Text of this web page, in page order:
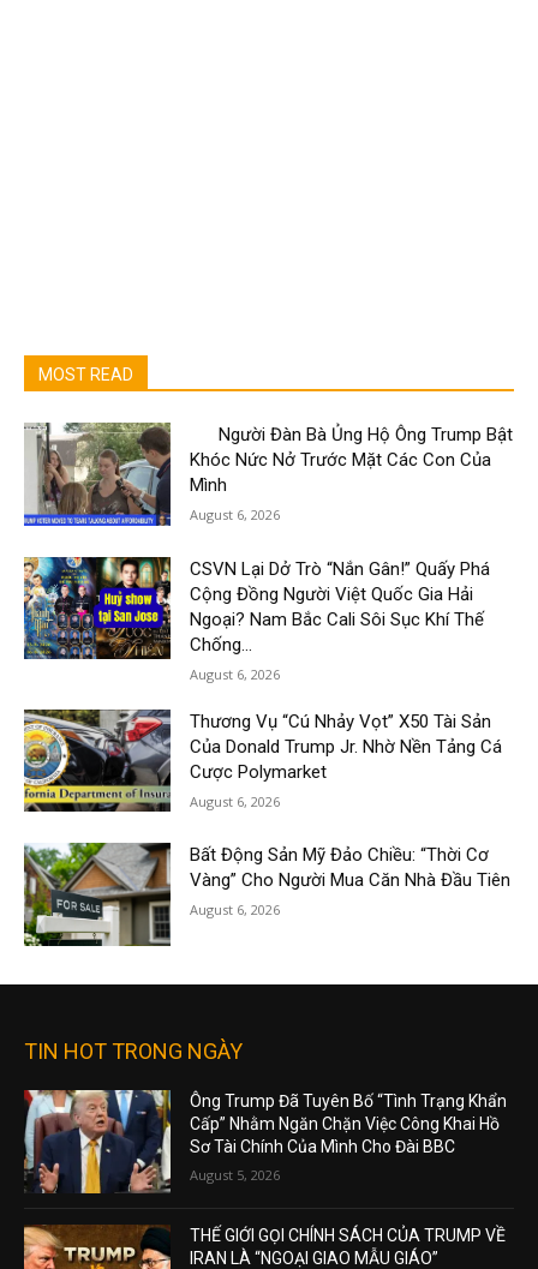
MOST READ
Người Đàn Bà Ủng Hộ Ông Trump Bật
Khóc Nức Nở Trước Mặt Các Con Của
Mình
August 6, 2026
CSVN Lại Dở Trò “Nắn Gân!” Quấy Phá
Cộng Đồng Người Việt Quốc Gia Hải
Ngoại? Nam Bắc Cali Sôi Sục Khí Thế
Chống...
August 6, 2026
Thương Vụ “Cú Nhảy Vọt” X50 Tài Sản
Của Donald Trump Jr. Nhờ Nền Tảng Cá
Cược Polymarket
August 6, 2026
Bất Động Sản Mỹ Đảo Chiều: “Thời Cơ
Vàng” Cho Người Mua Căn Nhà Đầu Tiên
August 6, 2026
TIN HOT TRONG NGÀY
Ông Trump Đã Tuyên Bố “Tình Trạng Khẩn
Cấp” Nhằm Ngăn Chặn Việc Công Khai Hồ
Sơ Tài Chính Của Mình Cho Đài BBC
August 5, 2026
THẾ GIỚI GỌI CHÍNH SÁCH CỦA TRUMP VỀ
IRAN LÀ “NGOẠI GIAO MẪU GIÁO”